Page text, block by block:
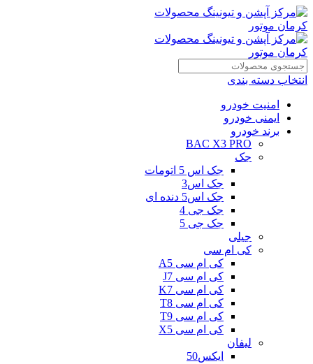
انتخاب دسته بندی
امنیت خودرو
ایمنی خودرو
برند خودرو
BAC X3 PRO
جک
جک اس 5 اتومات
جک اس3
جک اس5 دنده ای
جک جی 4
جک جی 5
جیلی
کی ام سی
کی ام سی A5
کی ام سی J7
کی ام سی K7
کی ام سی T8
کی ام سی T9
کی ام سی X5
لیفان
ایکس50